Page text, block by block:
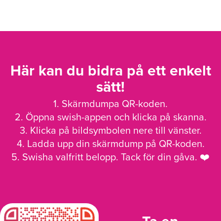
Här kan du bidra på ett enkelt
sätt!
1. Skärmdumpa QR-koden.
2. Öppna swish-appen och klicka på skanna.
3. Klicka på bildsymbolen nere till vänster.
4. Ladda upp din skärmdump på QR-koden.
5. Swisha valfritt belopp. Tack för din gåva. ❤️